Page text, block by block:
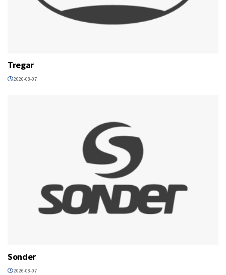
Tregar
2026-08-07
Sonder
2026-08-07